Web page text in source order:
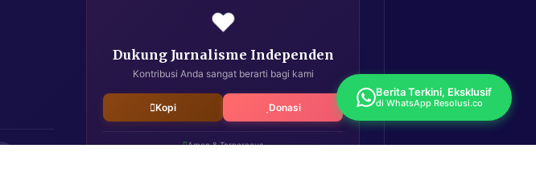
❤️
Dukung Jurnalisme Independen
Kontribusi Anda sangat berarti bagi kami
Kopi Donasi
Aman & Terpercaya
Berita Terkini, Eksklusif
di WhatsApp Resolusi.co